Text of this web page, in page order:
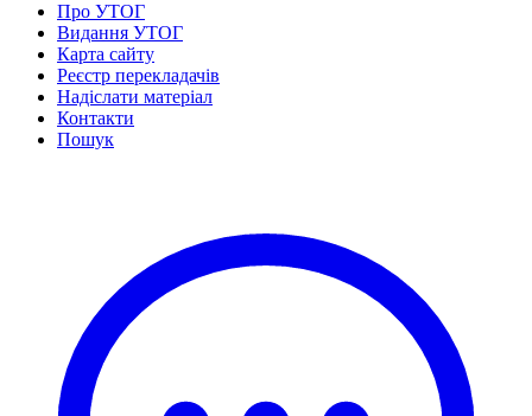
Про УТОГ
Видання УТОГ
Карта сайту
Реєстр перекладачів
Надіслати матеріал
Контакти
Пошук